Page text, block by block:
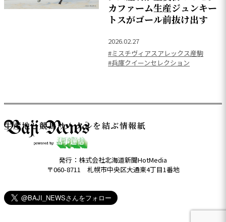
カファーム生産ジュンキー
トスがゴール前抜け出す
2026.02.27
#ミスチヴィアスアレックス産駒
#兵庫クイーンセレクション
生産地と競馬サークルを結ぶ情報紙
発行：株式会社北海道新聞HotMedia
〒060-8711 札幌市中央区大通東4丁目1番地